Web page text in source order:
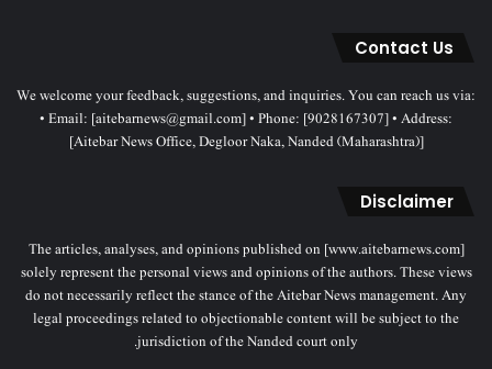
Contact Us
We welcome your feedback, suggestions, and inquiries. You can reach us via:
• Email: [aitebarnews@gmail.com] • Phone: [9028167307] • Address:
[Aitebar News Office, Degloor Naka, Nanded (Maharashtra)]
Disclaimer
The articles, analyses, and opinions published on [www.aitebarnews.com]
solely represent the personal views and opinions of the authors. These views
do not necessarily reflect the stance of the Aitebar News management. Any
legal proceedings related to objectionable content will be subject to the
jurisdiction of the Nanded court only.